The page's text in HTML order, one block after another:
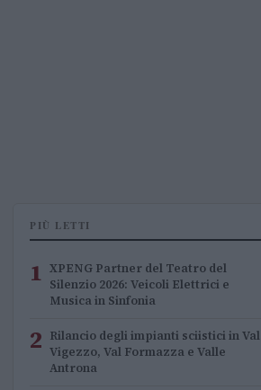
PIÙ LETTI
1 XPENG Partner del Teatro del
Silenzio 2026: Veicoli Elettrici e
Musica in Sinfonia
2 Rilancio degli impianti sciistici in Val
Vigezzo, Val Formazza e Valle
Antrona